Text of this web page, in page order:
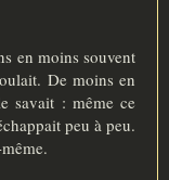
en moins souvent
De moins en
savait : même ce
peu à peu.